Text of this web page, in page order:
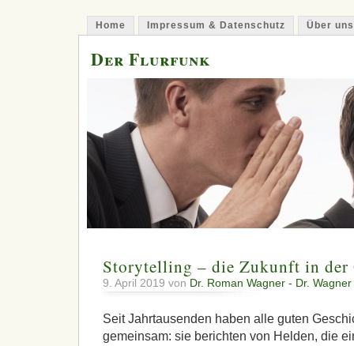
Home Impressum & Datenschutz Über uns
Der Flurfunk
Storytelling – die Zukunft in der
9. April 2019 von Dr. Roman Wagner - Dr.
Seit Jahrtausenden haben alle guten
gemeinsam: sie berichten von Helden, die